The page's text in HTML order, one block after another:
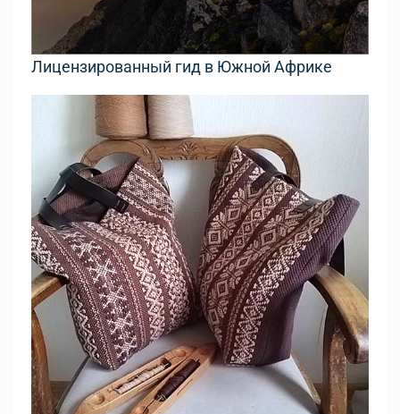
Лицензированный гид в Южной Африке